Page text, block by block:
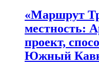
«Маршрут
местность:
проект,
Южный